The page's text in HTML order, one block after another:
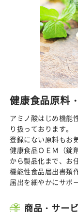
健康食品原料
アミノ酸はじめ機能
り扱っております。
登録にない原料もお
健康食品ＯＥＭ（錠
から製品化まで、お
機能性食品届出書類
届出を細やかにサポ
商品・サー